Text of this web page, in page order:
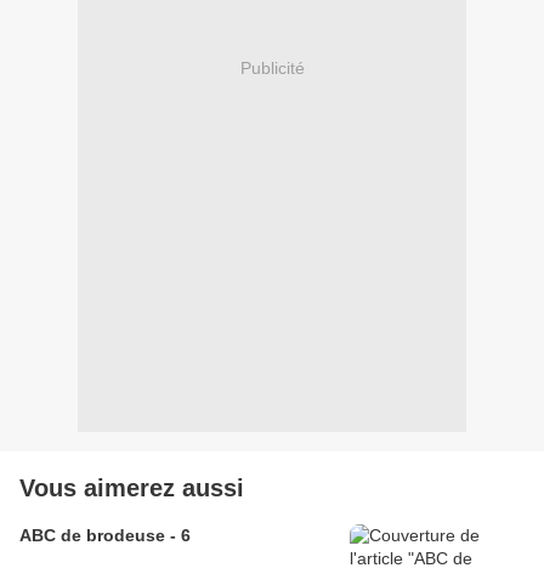
Publicité
Vous aimerez aussi
ABC de brodeuse - 6